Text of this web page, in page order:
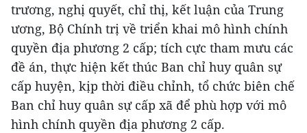
trương, nghị quyết, chỉ thị, kết luận của Trung
ương, Bộ Chính trị về triển khai mô hình chính
quyền địa phương 2 cấp; tích cực tham mưu các
đề án, thực hiện kết thúc Ban chỉ huy quân sự
cấp huyện, kịp thời điều chỉnh, tổ chức biên chế
Ban chỉ huy quân sự cấp xã để phù hợp với mô
hình chính quyền địa phương 2 cấp.